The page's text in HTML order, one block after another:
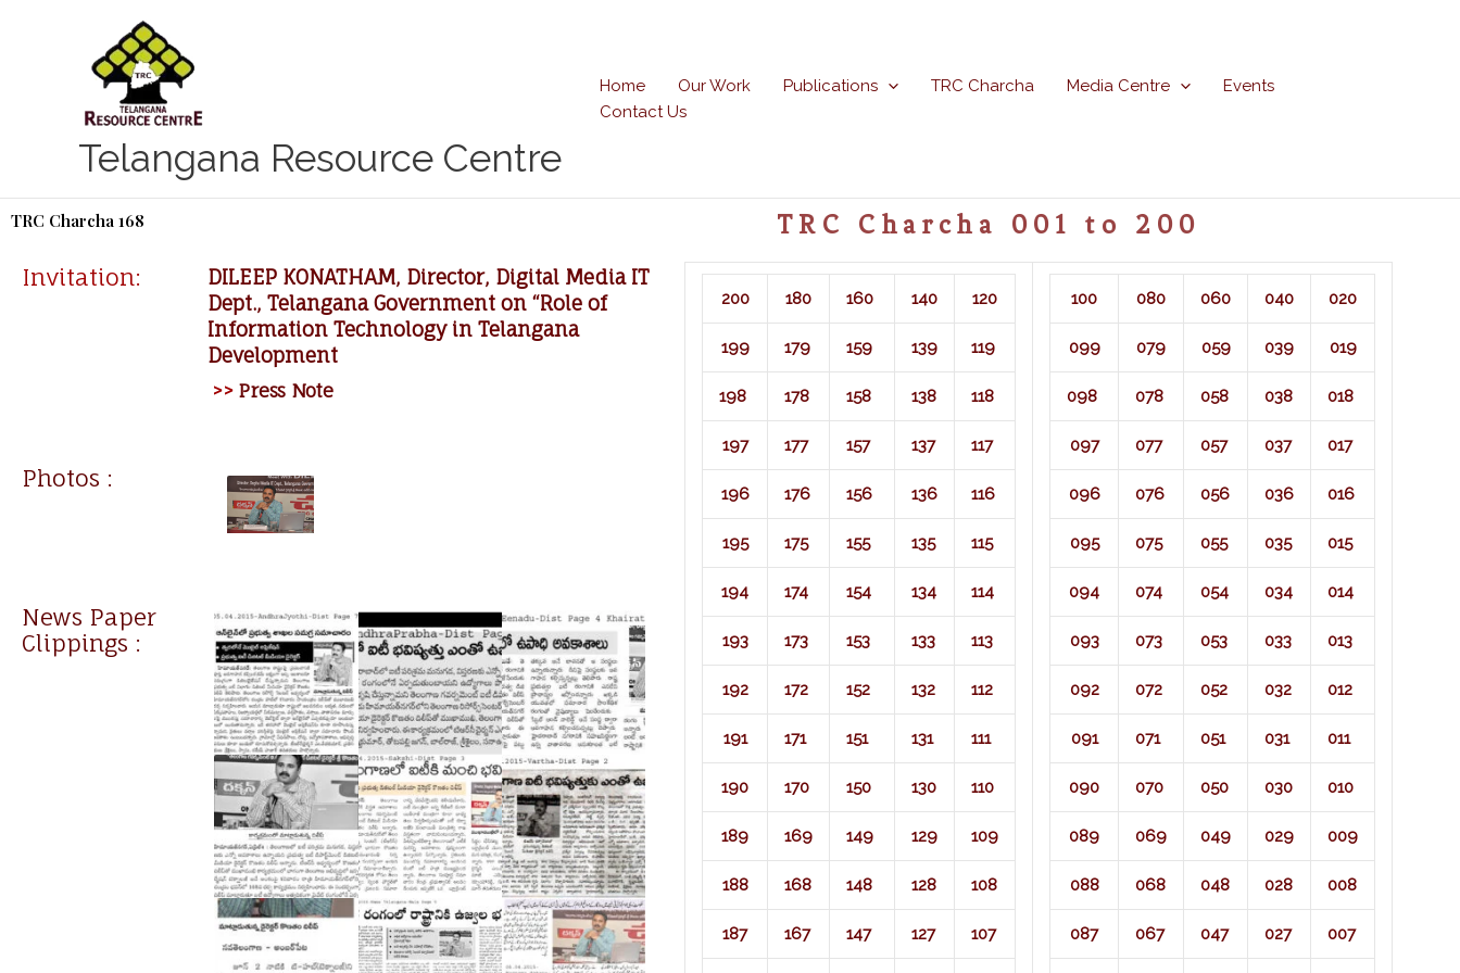
Telangana Resource Centre
Home Our Work Publications TRC Charcha Media Centre
Events
Contact Us
TRC Charcha 168
Invitation:
DILEEP KONATHAM, Director, Digital Media IT
Dept., Telangana Government on “Role of
Information Technology in Telangana
Development
>> Press Note
Photos :
News Paper
Clippings :
TRC Charcha 001 to 200
200 180 160 140 120
199 179 159 139 119
198 178 158 138 118
197 177 157 137 117
196 176 156 136 116
195 175 155 135 115
194 174 154 134 114
193 173 153 133 113
192 172 152 132 112
191 171 151 131 111
190 170 150 130 110
189 169 149 129 109
188 168 148 128 108
187 167 147 127 107
100 080 060 040 020
099 079 059 039 019
098 078 058 038 018
097 077 057 037 017
096 076 056 036 016
095 075 055 035 015
094 074 054 034 014
093 073 053 033 013
092 072 052 032 012
091 071​ 051 031 011
090 070 050 030 010
089 069 049 029 009
088 068 048 028 008
087 067 047 027 007